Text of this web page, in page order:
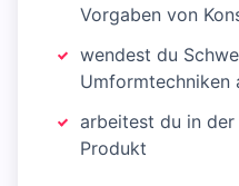
Vorgaben von
wendest du
Umformtechniken
arbeitest du in
Produkt